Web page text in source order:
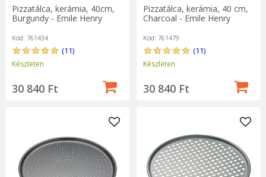
Pizzatálca, kerámia, 40cm,
Burgundy - Emile Henry
Kód: 761434
(11)
Készleten
30 840 Ft
Pizzatálca, kerámia, 40 cm,
Charcoal - Emile Henry
Kód: 761479
(11)
Készleten
30 840 Ft